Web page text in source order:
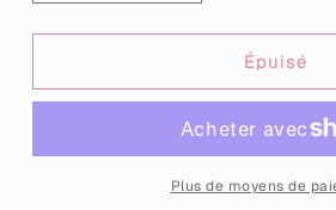
la
quantité
Grandes
d&#39;oreilles
fleurs
la
quantité
Grandes
d&#39;oreilles
fleurs
pendantes
Épuisé
Plus de moyens de